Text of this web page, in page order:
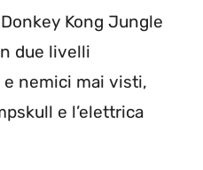
Kong Jungle
due livelli
nemici mai visti,
e l’elettrica